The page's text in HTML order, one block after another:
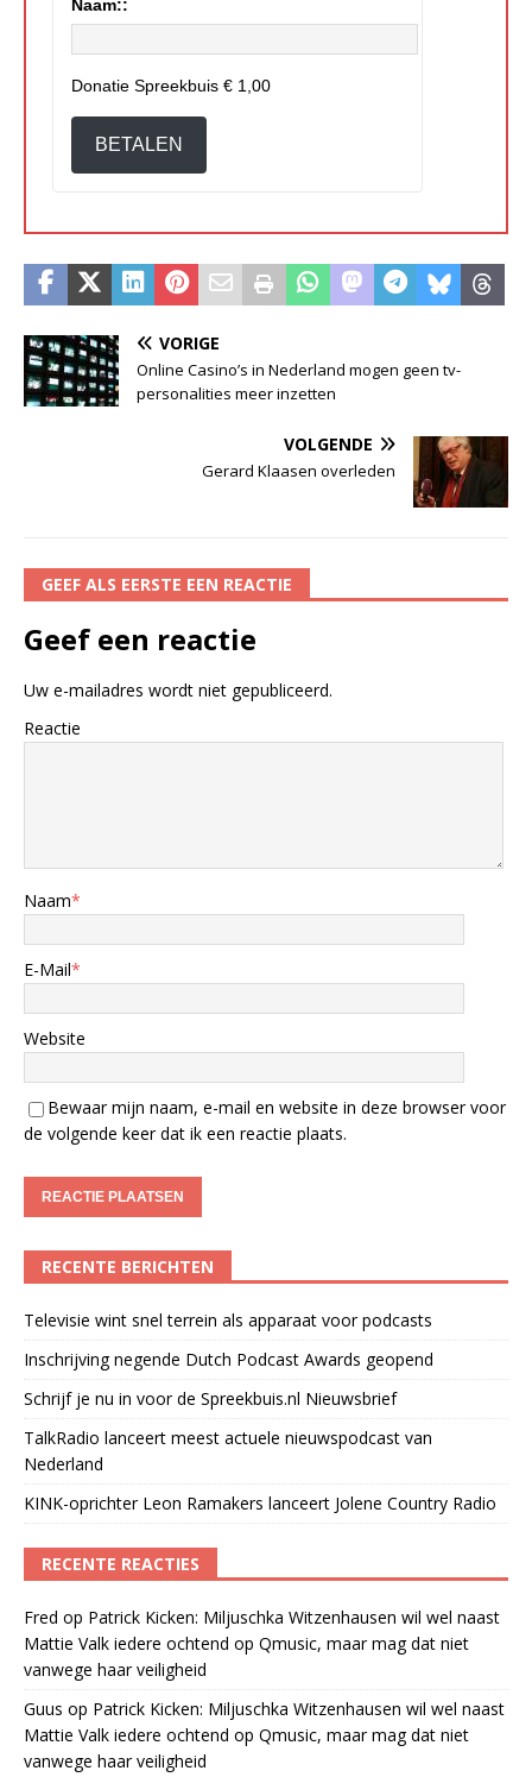
Naam::
Donatie Spreekbuis € 1,00
BETALEN
VORIGE
Online Casino’s in Nederland mogen geen tv-
personalities meer inzetten
VOLGENDE
Gerard Klaasen overleden
GEEF ALS EERSTE EEN REACTIE
Geef een reactie
Uw e-mailadres wordt niet gepubliceerd.
Reactie
Naam*
E-Mail*
Website
Bewaar mijn naam, e-mail en website in deze browser voor
de volgende keer dat ik een reactie plaats.
RECENTE BERICHTEN
Televisie wint snel terrein als apparaat voor podcasts
Inschrijving negende Dutch Podcast Awards geopend
Schrijf je nu in voor de Spreekbuis.nl Nieuwsbrief
TalkRadio lanceert meest actuele nieuwspodcast van
Nederland
KINK-oprichter Leon Ramakers lanceert Jolene Country Radio
RECENTE REACTIES
Fred op Patrick Kicken: Miljuschka Witzenhausen wil wel naast
Mattie Valk iedere ochtend op Qmusic, maar mag dat niet
vanwege haar veiligheid
Guus op Patrick Kicken: Miljuschka Witzenhausen wil wel naast
Mattie Valk iedere ochtend op Qmusic, maar mag dat niet
vanwege haar veiligheid